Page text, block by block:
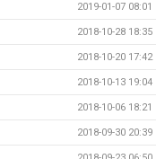
2019-01-07 08:01
2018-10-28 18:35
2018-10-20 17:42
2018-10-13 19:04
2018-10-06 18:21
2018-09-30 20:39